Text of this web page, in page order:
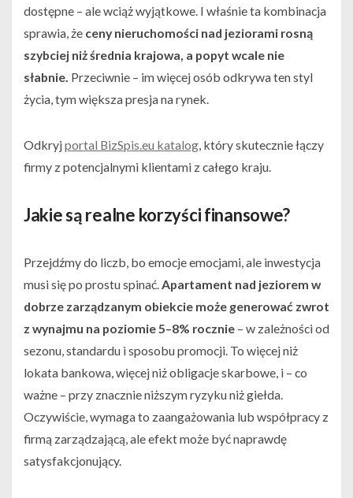
dostępne – ale wciąż wyjątkowe. I właśnie ta kombinacja
sprawia, że ceny nieruchomości nad jeziorami rosną
szybciej niż średnia krajowa, a popyt wcale nie
słabnie. Przeciwnie – im więcej osób odkrywa ten styl
życia, tym większa presja na rynek.
Odkryjportal BizSpis.eu katalog, który skutecznie łączy
firmy z potencjalnymi klientami z całego kraju.
Jakie są realne korzyści finansowe?
Przejdźmy do liczb, bo emocje emocjami, ale inwestycja
musi się po prostu spinać.Apartament nad jeziorem w
dobrze zarządzanym obiekcie może generować zwrot
z wynajmu na poziomie 5–8% rocznie – w zależności od
sezonu, standardu i sposobu promocji. To więcej niż
lokata bankowa, więcej niż obligacje skarbowe, i – co
ważne – przy znacznie niższym ryzyku niż giełda.
Oczywiście, wymaga to zaangażowania lub współpracy z
firmą zarządzającą, ale efekt może być naprawdę
satysfakcjonujący.